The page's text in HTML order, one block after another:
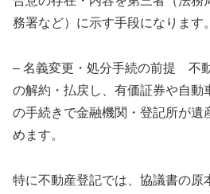
務署など）に示す手段になります。
– 名義変更・処分手続の前提 不
の解約・払戻し、有価証券や自動
の手続きで金融機関・登記所が遺
めます。
特に不動産登記では、協議書の原